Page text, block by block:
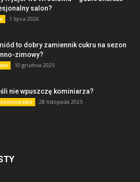
salon?
1 lipca 2026
to dobry zamiennik cukru na sezon
zimowy?
10 grudnia 2025
nie wpuszczę kominiarza?
kominiarskie 28 listopada 2025